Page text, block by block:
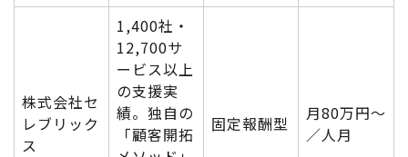
株式会社セ
レブリック
ス
1,400社・
12,700サ
ービス以上
の支援実
績。独自の
「顧客開拓
固定報酬型
月80万円〜
／人月